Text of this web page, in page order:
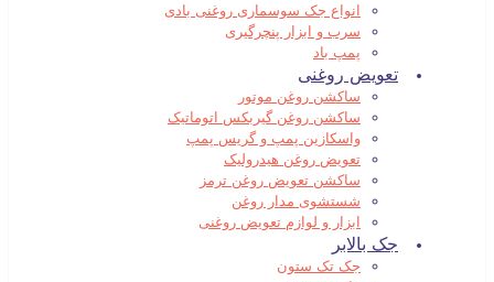
انواع جک سوسماری روغنی بادی
سرب و ابزار پنچرگیری
پمپ باد
تعویض روغنی
ساکشن روغن موتور
ساکشن روغن گیربکس اتوماتیک
واسکازین پمپ و گریس پمپ
تعویض روغن هیدرولیک
ساکشن تعویض روغن ترمز
شستشوی مدار روغن
ابزار و لوازم تعویض روغنی
جک بالابر
جک تک ستون